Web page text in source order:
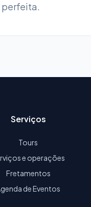
perfeita.
Serviços
Tours
e operações
Fretamentos
de Eventos